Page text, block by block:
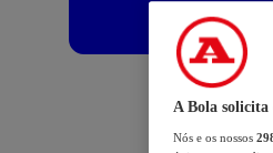
A Bola solicita
Nós e os nossos